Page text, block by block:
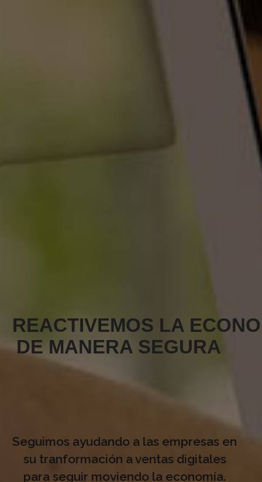
REACTIVEMOS LA
DE MANERA SEGURA
Seguimos ayudando a las empresas en
su tranformación a ventas digitales
para seguir moviendo la economía.